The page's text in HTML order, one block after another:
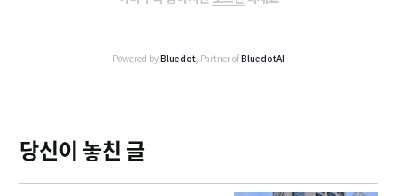
Powered byBluedot, Partner ofBluedotAI
당신이 놓친 글